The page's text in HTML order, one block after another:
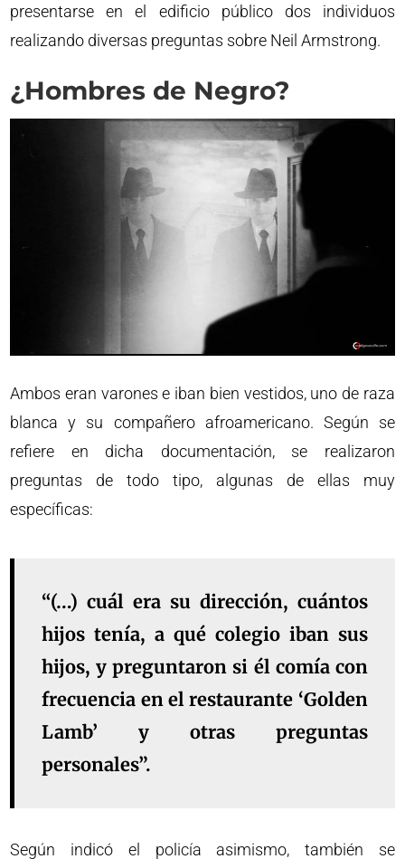
presentarse en el edificio público dos individuos
realizando diversas preguntas sobre Neil Armstrong.
¿Hombres de Negro?
Ambos eran varones e iban bien vestidos, uno de raza
blanca y su compañero afroamericano. Según se
refiere en dicha documentación, se realizaron
preguntas de todo tipo, algunas de ellas muy
específicas:
“(…) cuál era su dirección, cuántos
hijos tenía, a qué colegio iban sus
hijos, y preguntaron si él comía con
frecuencia en el restaurante ‘Golden
Lamb’ y otras preguntas
personales”.
Según indicó el policía asimismo, también se